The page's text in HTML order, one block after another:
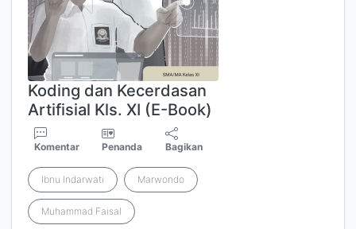
Koding dan Kecerdasan
Artifisial Kls. XI (E-Book)
Komentar Penanda Bagikan
Ibnu Indarwati Marwondo
Muhammad Faisal